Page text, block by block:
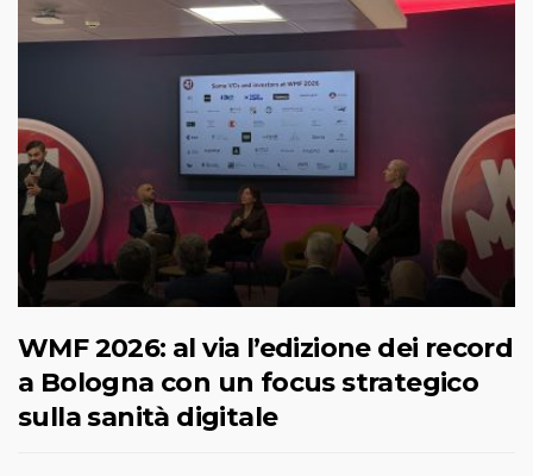
WMF 2026: al via l’edizione dei record
a Bologna con un focus strategico
sulla sanità digitale